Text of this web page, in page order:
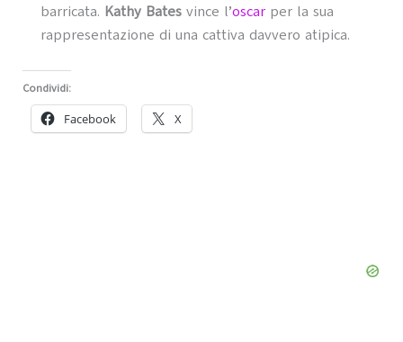
barricata. Kathy Batesvince l’oscarper la sua
rappresentazione di una cattiva davvero atipica.
Condividi:
Facebook X